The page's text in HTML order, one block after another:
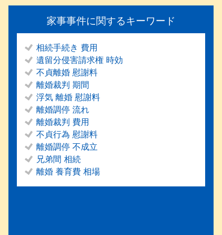
家事事件に関するキーワード
相続手続き 費用
遺留分侵害請求権 時効
不貞離婚 慰謝料
離婚裁判 期間
浮気 離婚 慰謝料
離婚調停 流れ
離婚裁判 費用
不貞行為 慰謝料
離婚調停 不成立
兄弟間 相続
離婚 養育費 相場